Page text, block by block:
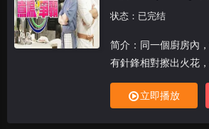
状态：已完结
简介：同一個廚房內
有針鋒相對擦出火花
連串煮食新靈感！大廚張錦祥(
黃亞保，近年常常亮
立即播放